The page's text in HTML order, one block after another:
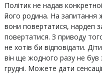
Політик не надав
його родина. На запитання
вони повертатися, нардеп
повертатися. З приводу
не хотів би відповідати.
він ще жодного разу не
грудні. Можете дати